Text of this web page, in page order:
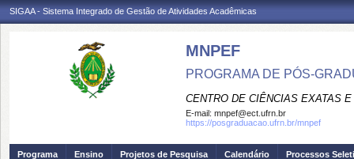
SIGAA - Sistema Integrado de Gestão de Atividades Acadêmicas
MNPEF
PROGRAMA DE PÓS-
CENTRO DE CIÊNCIAS EXATAS
E-mail: mnpef@ect.ufrn.br
https://posgraduacao.ufrn.br/mnpef
Programa Ensino Projetos de Pesquisa Calendário Processos